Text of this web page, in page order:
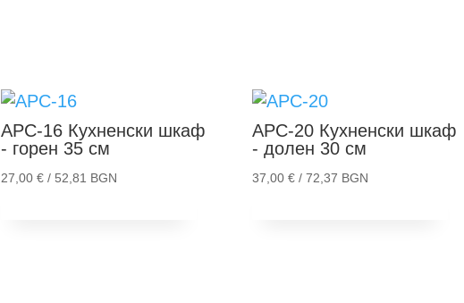
АРС-16 Кухненски шкаф
- горен 35 см
27,00€ / 52,81 BGN
АРС-20Кухненски шкаф
- долен 30 см
37,00 € / 72,37 BGN